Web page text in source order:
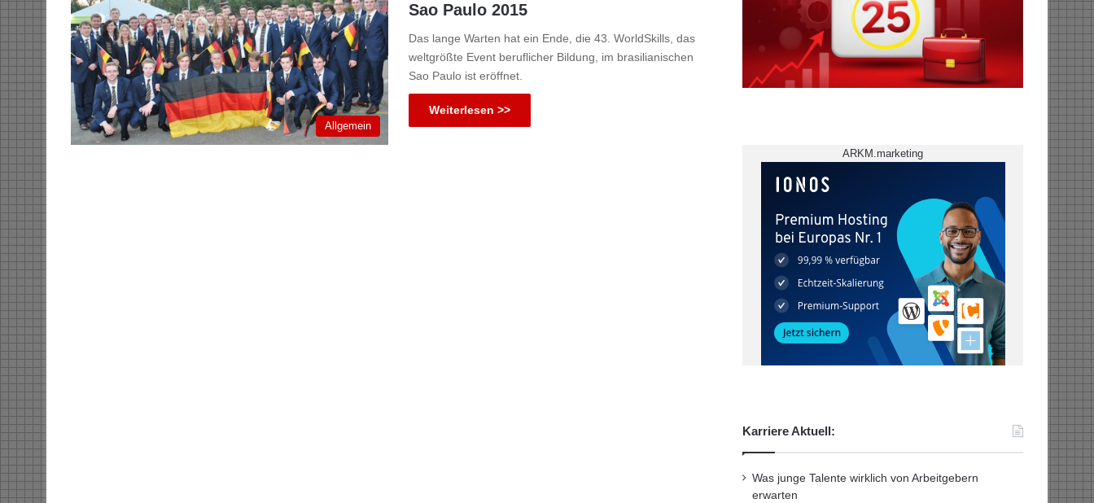
Allgemein
Sao Paulo 2015
Das lange Warten hat ein Ende, die 43. WorldSkills, das
weltgrößte Event beruflicher Bildung, im brasilianischen
Sao Paulo ist eröffnet.
Weiterlesen >>
ARKM.marketing
Karriere Aktuell:
Was junge Talente wirklich von Arbeitgebern
erwarten